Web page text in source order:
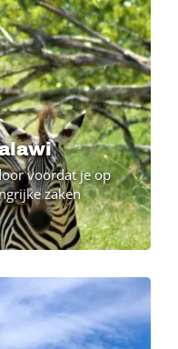
voordat je op
zaken